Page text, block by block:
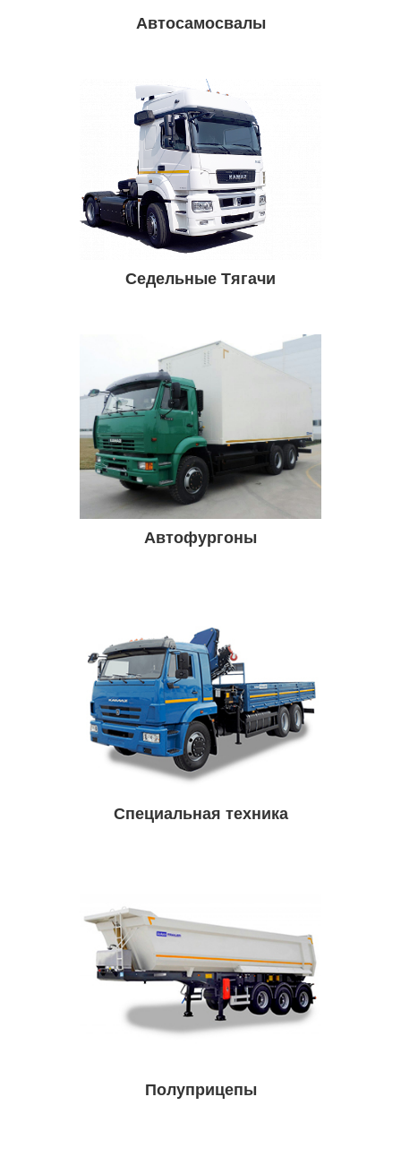
Автосамосвалы
Седельные Тягачи
Автофургоны
Специальная техника
Полуприцепы